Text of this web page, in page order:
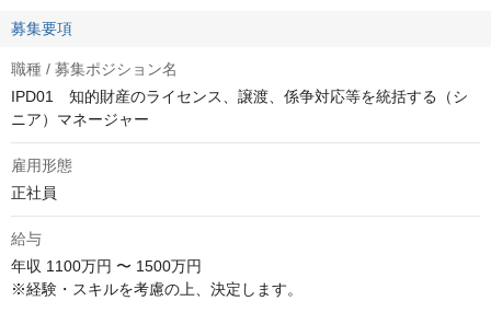
募集要項
職種 / 募集ポジション名
IPD01 知的財産のライセンス、譲渡、係争対応等を統括する（シ
ニア）マネージャー
雇用形態
正社員
給与
年収 1100万円 〜 1500万円
※経験・スキルを考慮の上、決定します。